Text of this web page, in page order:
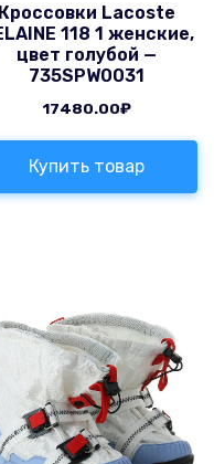
Кроссовки Lacoste
118 1 женские,
цвет голубой —
735SPW0031
17480.00₽
Купить товар